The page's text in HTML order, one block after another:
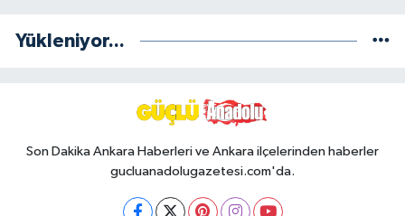
Yükleniyor...
Son Dakika Ankara Haberleri ve Ankara ilçelerinden haberler
gucluanadolugazetesi.com'da.